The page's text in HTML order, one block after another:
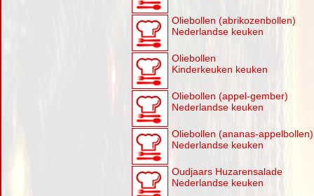
Oliebollen (abrikozenbollen)
Nederlandse keuken
Oliebollen
Kinderkeuken keuken
Oliebollen (appel-gember)
Nederlandse keuken
Oliebollen (ananas-appelbollen)
Nederlandse keuken
Oudjaars Huzarensalade
Nederlandse keuken